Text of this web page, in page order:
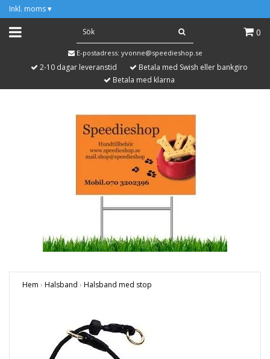
Inkl. moms ▾
0
E-postadress: yvonne@speedieshop.se
2-10 dagar leveranstid
Betala med Swish eller bankgiro
Betala med klarna
Hem › Halsband › Halsband med stop